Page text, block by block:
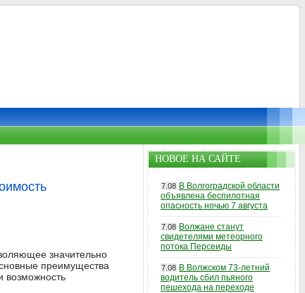
значительно
преимущества
возможность
НОВОЕ НА САЙТЕ
7.08 В Волгоградской области
объявлена беспилотная
опасность ночью 7 августа
7.08 Волжане станут
свидетелями метеорного
потока Персеиды
7.08 В Волжском 73-летний
водитель сбил пьяного
пешехода на переходе